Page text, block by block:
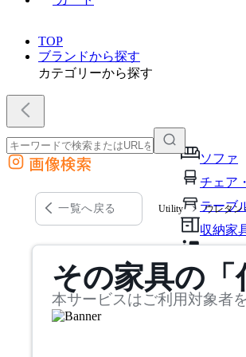
TOP
ブランドから探す
カテゴリーから探す
ソファ
チェア
テーブ
収納家
オフィ
インテ
外部サイトの商品をカートに追加
他のサイトで見つけた商品ページのURLを貼り付けて、カートに追加
画像検索
一覧へ戻る Utility ウレタン
その家具の「
本サービスはご利用対象者